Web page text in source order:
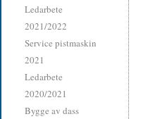
Ledarbete
2021/2022
Service pistmaskin
2021
Ledarbete
2020/2021
Bygge av dass